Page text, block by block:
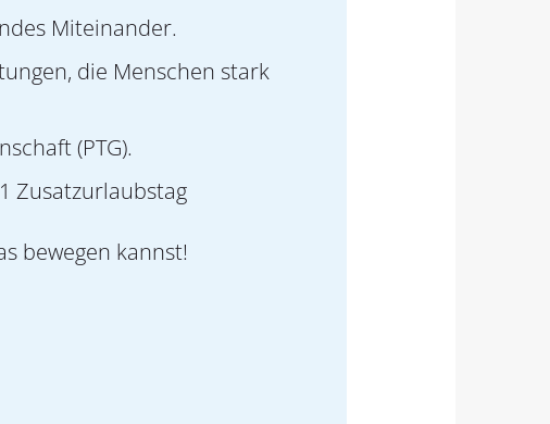
Miteinander.
die Menschen stark
(PTG).
Zusatzurlaubstag
bewegen kannst!